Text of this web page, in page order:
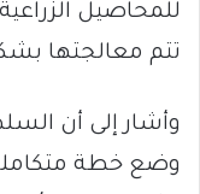
للمحاصيل الزراعية
تتم معالجتها
وأشار إلى أن
وضع خطة متكاملة